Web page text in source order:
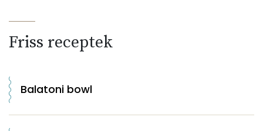
Friss receptek
Balatoni bowl